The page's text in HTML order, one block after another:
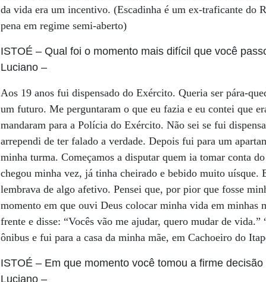
da vida era um incentivo. (Escadinha é um ex-traficante do
pena em regime semi-aberto)
ISTOÉ – Qual foi o momento mais difícil que você
Luciano –
Aos 19 anos fui dispensado do Exército. Queria ser pára-
um futuro. Me perguntaram o que eu fazia e eu contei que
mandaram para a Polícia do Exército. Não sei se fui
arrependi de ter falado a verdade. Depois fui para um
minha turma. Começamos a disputar quem ia tomar conta
chegou minha vez, já tinha cheirado e bebido muito
lembrava de algo afetivo. Pensei que, por pior que fosse
momento em que ouvi Deus colocar minha vida em minhas
frente e disse: “Vocês vão me ajudar, quero mudar de
ônibus e fui para a casa da minha mãe, em Cachoeiro do
ISTOÉ – Em que momento você tomou a firme
Luciano –